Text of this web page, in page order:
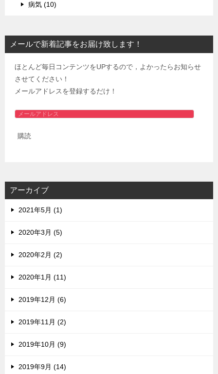
病気 (10)
メールで新着記事をお届け致します！
ほとんど毎日コンテンツをUPするので，よかったらお知らせ
させてください！
メールアドレスを登録するだけ！
メ
ル
ス
購読
アーカイブ
2021年5月 (1)
2020年3月 (5)
2020年2月 (2)
2020年1月 (11)
2019年12月 (6)
2019年11月 (2)
2019年10月 (9)
2019年9月 (14)